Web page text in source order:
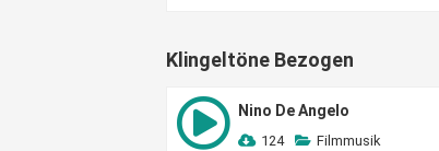
Klingeltöne Bezogen
Nino De Angelo
124 Filmmusik